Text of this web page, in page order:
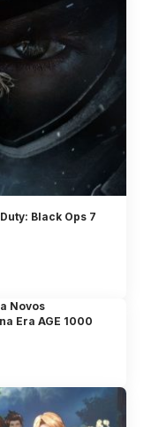
Black Ops 7
Novos
Era AGE 1000